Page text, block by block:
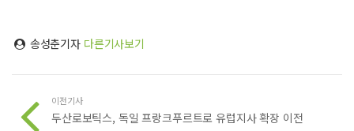
송성춘기자 다른기사보기
이전기사
두산로보틱스, 독일 프랑크푸르트로 유럽지사 확장 이전